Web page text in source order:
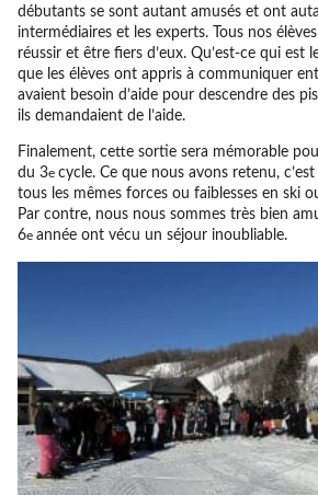
débutants se sont autant amusés et ont
intermédiaires et les experts. Tous nos
réussir et être fiers d’eux. Qu’est-ce qui est
que les élèves ont appris à communiquer
avaient besoin d’aide pour descendre des
ils demandaient de l’aide.
Finalement, cette sortie sera mémorable
du 3e cycle. Ce que nous avons retenu,
tous les mêmes forces ou faiblesses en ski
Par contre, nous nous sommes très bien
6e année ont vécu un séjour inoubliable.